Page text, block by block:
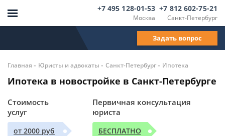
Москва
+7 495 128-01-53
Санкт-Петербург
+7 812 602-75-21
Задать вопрос
Главная - Юристы и адвокаты - Санкт-Петербург- Ипотека
Ипотека в новостройке в Санкт-Петербурге
Стоимость
услуг
от 2000 руб
Первичная консультация
юриста
БЕСПЛАТНО